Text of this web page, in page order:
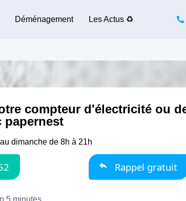
Déménagement Les Actus ♻️